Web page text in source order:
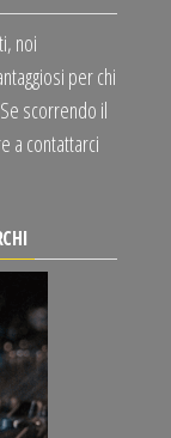
noi
per chi
scorrendo il
a contattarci